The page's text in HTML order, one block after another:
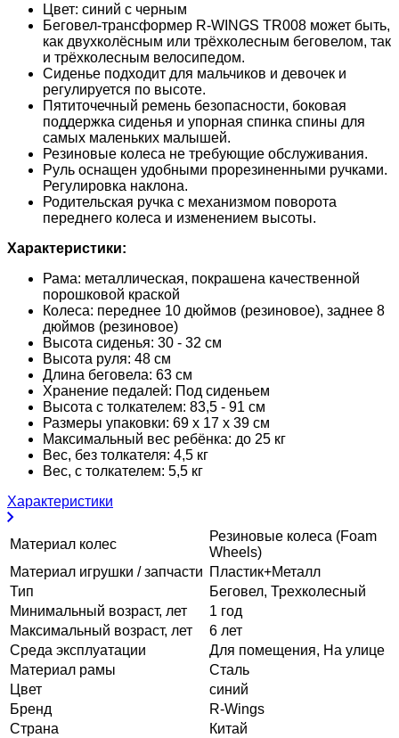
Цвет: синий с черным
Беговел-трансформер R-WINGS TR008 может быть,
как двухколёсным или трёхколесным беговелом, так
и трёхколесным велосипедом.
Сиденье подходит для мальчиков и девочек и
регулируется по высоте.
Пятиточечный ремень безопасности, боковая
поддержка сиденья и упорная спинка спины для
самых маленьких малышей.
Резиновые колеса не требующие обслуживания.
Руль оснащен удобными прорезиненными ручками.
Регулировка наклона.
Родительская ручка с механизмом поворота
переднего колеса и изменением высоты.
Характеристики:
Рама: металлическая, покрашена качественной
порошковой краской
Колеса: переднее 10 дюймов (резиновое), заднее 8
дюймов (резиновое)
Высота сиденья: 30 - 32 см
Высота руля: 48 см
Длина беговела: 63 см
Хранение педалей: Под сиденьем
Высота с толкателем: 83,5 - 91 см
Размеры упаковки: 69 х 17 х 39 см
Максимальный вес ребёнка: до 25 кг
Вес, без толкателя: 4,5 кг
Вес, с толкателем: 5,5 кг
Характеристики
Материал колес
Резиновые колеса (Foam
Wheels)
Материал игрушки / запчасти Пластик+Металл
Тип
Беговел, Трехколесный
Минимальный возраст, лет
1 год
Максимальный возраст, лет
6 лет
Среда эксплуатации
Для помещения, На улице
Материал рамы
Сталь
Цвет
синий
Бренд
R-Wings
Страна
Китай